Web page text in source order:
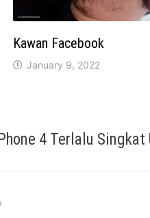
Kawan Facebook
January 9, 2022
4 Terlalu Singkat